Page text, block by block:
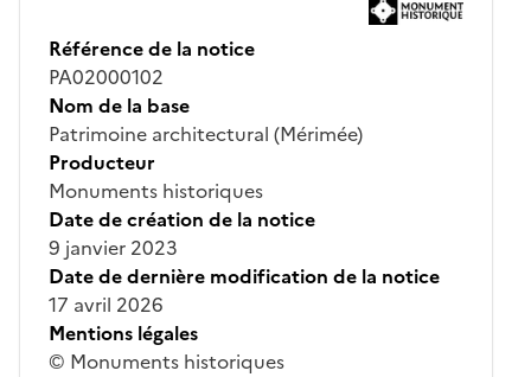
Référence de la notice
PA02000102
Nom de la base
Patrimoine architectural (Mérimée)
Producteur
Monuments historiques
Date de création de la notice
9 janvier 2023
Date de dernière modification de la notice
17 avril 2026
Mentions légales
© Monuments historiques